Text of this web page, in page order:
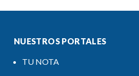
NUESTROS PORTALES
TU NOTA